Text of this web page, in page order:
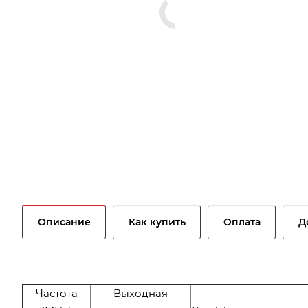
Описание Как купить Оплата
Частота
Выходная